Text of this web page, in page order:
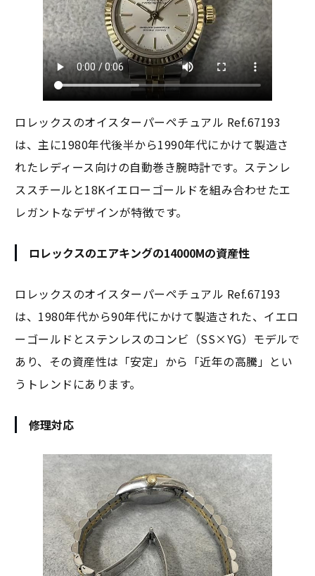
ロレックスのオイスターパーペチュアル Ref.67193
は、主に1980年代後半から1990年代にかけて製造さ
れたレディース向けの自動巻き腕時計です。ステンレ
ススチールと18Kイエローゴールドを組み合わせたエ
レガントなデザインが特徴です。
ロレックスのエアキングの14000Mの資産性
ロレックスのオイスターパーペチュアル Ref.67193
は、1980年代から90年代にかけて製造された、イエロ
ーゴールドとステンレスのコンビ（SS×YG）モデルで
あり、その資産性は「安定」から「近年の高騰」とい
うトレンドにあります。
修理対応